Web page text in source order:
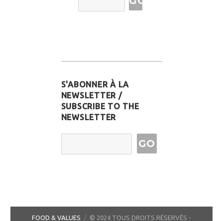
Address
S'ABONNER À LA
NEWSLETTER /
SUBSCRIBE TO THE
NEWSLETTER
Email Address
FOOD & VALUES © 2024 TOUS DROITS RÉSERVÉS -